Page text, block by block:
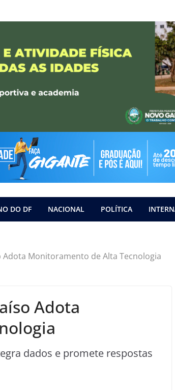
DO DF NACIONAL POLÍTICA
Adota Monitoramento de Alta Tecnologia
Adota
dados e promete respostas